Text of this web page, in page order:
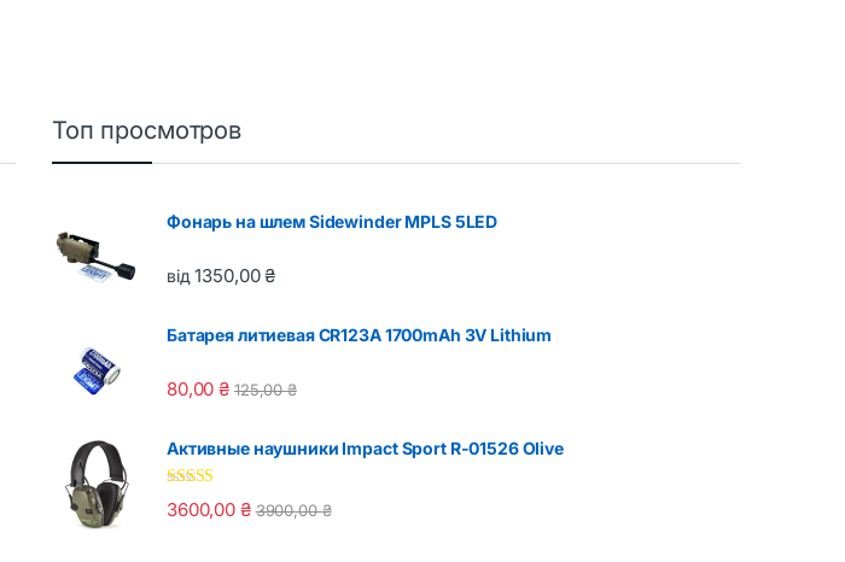
Топ просмотров
Фонарь на шлем Sidewinder MPLS 5LED
від1350,00₴
Батарея литиевая CR123A 1700mAh 3V Lithium
80,00₴ 125,00₴
Активные наушники Impact Sport R-01526 Olive
Оценка5.00
из 5
3600,00 ₴ 3900,00₴